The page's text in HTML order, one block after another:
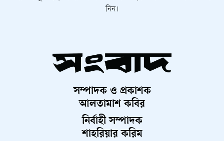
নিন।
সম্পাদক ও প্রকাশক
আলতামাশ কবির
নির্বাহী সম্পাদক
শাহরিয়ার করিম